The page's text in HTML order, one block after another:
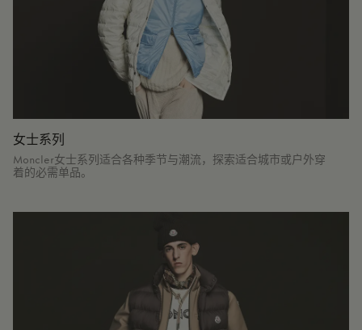
女士系列
Moncler女士系列适合各种季节与潮流，探索适合城市或户外穿
着的必需单品。